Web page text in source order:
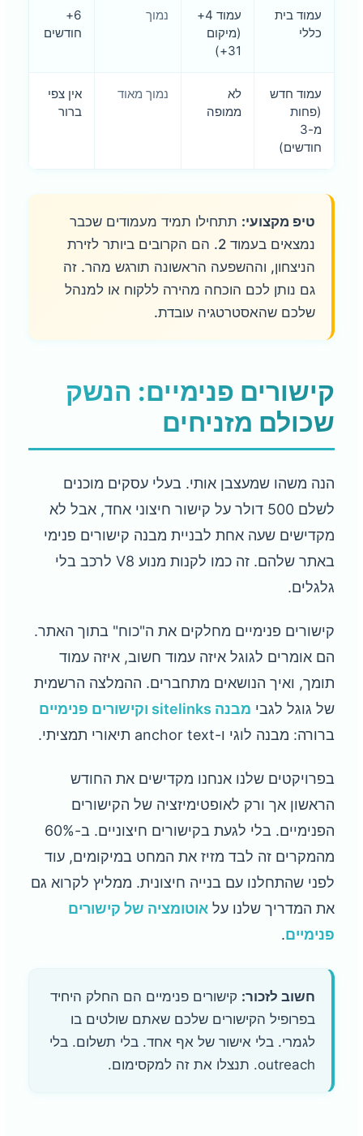
עמוד בית
כללי
עמוד 4+
(מיקום
31+)
נמוך
6+
חודשים
עמוד חדש
(פחות
מ-3
חודשים)
לא
ממופה
נמוך מאוד
אין צפי
ברור
טיפ מקצועי: תתחילו תמיד מעמודים שכבר
נמצאים בעמוד 2. הם הקרובים ביותר לזירת
הניצחון, וההשפעה הראשונה תורגש מהר. זה
גם נותן לכם הוכחה מהירה ללקוח או למנהל
שלכם שהאסטרטגיה עובדת.
קישורים פנימיים: הנשק
שכולם מזניחים
הנה משהו שמעצבן אותי. בעלי עסקים מוכנים
לשלם 500 דולר על קישור חיצוני אחד, אבל לא
מקדישים שעה אחת לבניית מבנה קישורים פנימי
באתר שלהם. זה כמו לקנות מנוע V8 לרכב בלי
גלגלים.
קישורים פנימיים מחלקים את ה"כוח" בתוך האתר.
הם אומרים לגוגל איזה עמוד חשוב, איזה עמוד
תומך, ואיך הנושאים מתחברים. ההמלצה הרשמית
של גוגל לגבי מבנה sitelinks וקישורים פנימיים
ברורה: מבנה לוגי ו-anchor text תיאורי תמציתי.
בפרויקטים שלנו אנחנו מקדישים את החודש
הראשון אך ורק לאופטימיזציה של הקישורים
הפנימיים. בלי לגעת בקישורים חיצוניים. ב-60%
מהמקרים זה לבד מזיז את המחט במיקומים, עוד
לפני שהתחלנו עם בנייה חיצונית. ממליץ לקרוא גם
את המדריך שלנו על אוטומציה של קישורים
פנימיים.
חשוב לזכור: קישורים פנימיים הם החלק היחיד
בפרופיל הקישורים שלכם שאתם שולטים בו
לגמרי. בלי אישור של אף אחד. בלי תשלום. בלי
outreach. תנצלו את זה למקסימום.